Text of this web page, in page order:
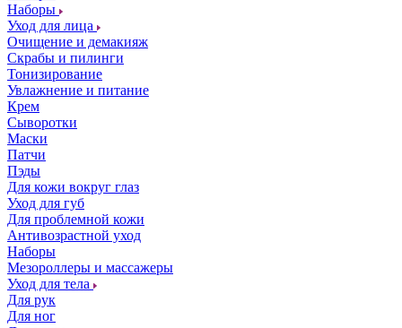
Наборы
Уход для лица
Очищение и демакияж
Скрабы и пилинги
Тонизирование
Увлажнение и питание
Крем
Сыворотки
Маски
Патчи
Пэды
Для кожи вокруг глаз
Уход для губ
Для проблемной кожи
Антивозрастной уход
Наборы
Мезороллеры и массажеры
Уход для тела
Для рук
Для ног